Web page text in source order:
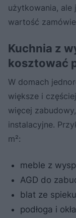
użytkowania, ale
wartość
Kuchnia z
kosztować
W domach
większe i
więcej
instalacyjne.
m²:
meble z
AGD do
blat ze
podłoga i